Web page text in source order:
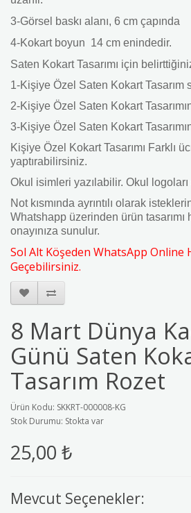
3-Görsel baskı alanı, 6 cm çapında
4-Kokart boyun 14 cm enindedir.
Saten Kokart Tasarımı için
1-Kişiye Özel Saten Kokart Tasarım
2-Kişiye Özel Saten Kokart
3-Kişiye Özel Saten Kokart
Kişiye Özel Kokart Tasarımı Farklı
yaptırabilirsiniz.
Okul isimleri yazılabilir. Okul
Not kısmında ayrıntılı olarak
Whatshapp üzerinden ürün tasarımı
onayınıza sunulur.
Sol Alt Köşeden WhatsApp Online
Geçebilirsiniz.
8 Mart Dünya
Günü Saten
Tasarım Rozet
Ürün Kodu: SKKRT-000008-KG
Stok Durumu: Stokta var
25,00 ₺
Mevcut Seçenekler: